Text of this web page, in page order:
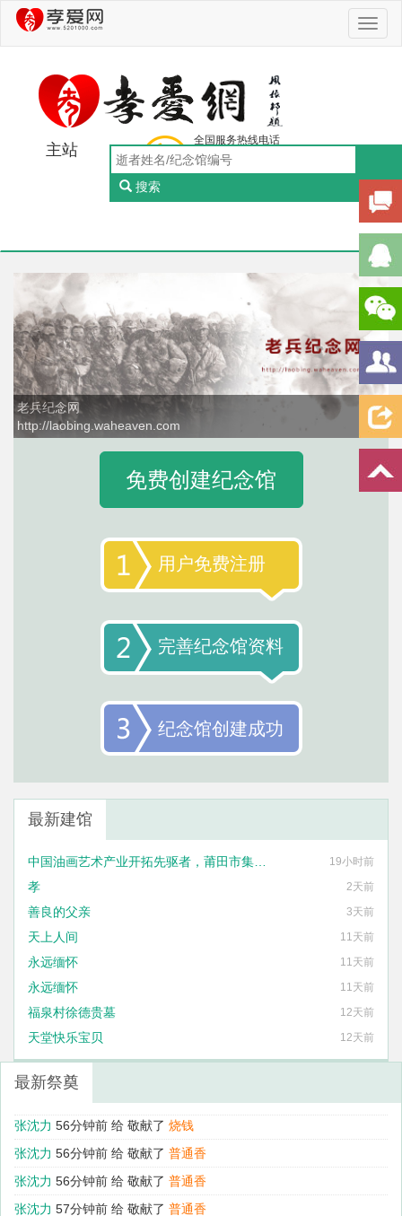
主站
搜索
全国服务热线电话
0756-5505888
工作日：9:00-18:00（周一至周五）
1 / 4
老兵纪念网
http://laobing.waheaven.com
免费创建纪念馆
用户免费注册
完善纪念馆资料
纪念馆创建成功
最新建馆
19小时前
孝 2天前
善良的父亲 3天前
天上人间 11天前
永远缅怀 11天前
永远缅怀 11天前
福泉村徐德贵墓 12天前
天堂快乐宝贝 12天前
最新祭奠
张沈力 56分钟前 给 敬献了 烧钱
张沈力 56分钟前 给 敬献了 烧钱
张沈力 56分钟前 给 敬献了 普通香
张沈力 56分钟前 给 敬献了 普通香